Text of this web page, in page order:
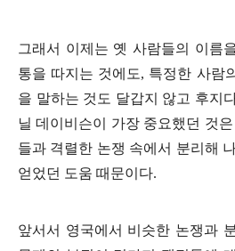
그래서 이제는 옛 사람들의 이름
통을 따지는 것에도, 특정한 사람
을 말하는 것도 달갑지 않고 후지
닐 데이비슨이 가장 중요했던 것은
들과 격렬한 논쟁 속에서 분리해
얻었던 도움 때문이다.
앞서서 영국에서 비슷한 논쟁과